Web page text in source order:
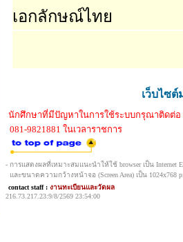
เอกลักษณ์ไทย
เว็บไซ
นักศึกษาที่มีปัญหาในการใช้ระบบกรุณาติดต่อ
081-9821881 ในเวลาราชการ
- การแสดงผลที่เหมาะสมแนะนำให้ใช้ browser เป็น Internet
และขนาดความกว้างหน้าจอ (Screen Area) เป็น 1024x768
contact staff : งานทะเบียนและวัดผล
216.73.217.23:9/8/2569 23:54:00